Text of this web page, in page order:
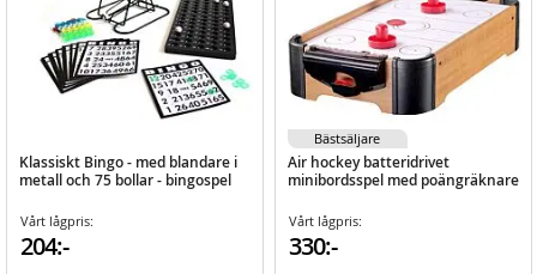
Klassiskt Bingo - med blandare i
metall och 75 bollar - bingospel
Vårt lågpris:
204:-
Air hockey batteridrivet
minibordsspel med poängräknare
Vårt lågpris:
330:-
Bästsäljare